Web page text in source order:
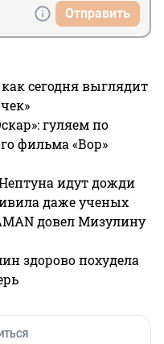
Отправить
сегодня выглядит
гуляем по
фильма «Вор»
идут дожди
даже ученых
довел Мизулину
здорово похудела